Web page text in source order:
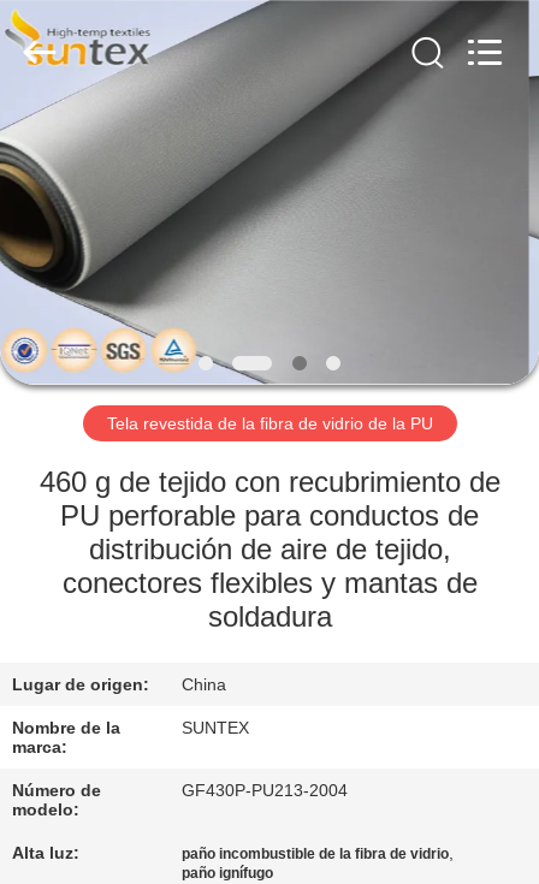
EN
CASA
PRODUCTOS
SOBRE
NOSOTROS
RECORRIDO
POR
FÁBRICA
CALIDAD
CONTACTA
CON
NOSOTROS
2018
2026
Suntex
Composite
Rights
Reserved.
Tela revestida de la fibra de vidrio de la PU
460 g de tejido con recubrimiento de
PU perforable para conductos de
distribución de aire de tejido,
conectores flexibles y mantas de
soldadura
Lugar de origen: China
Nombre de la
marca:
SUNTEX
Número de
modelo:
GF430P-PU213-2004
Alta luz: paño incombustible de la fibra de vidrio,
paño ignífugo